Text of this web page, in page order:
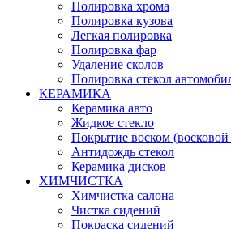
Полировка хрома
Полировка кузова
Легкая полировка
Полировка фар
Удаление сколов
Полировка стекол
КЕРАМИКА
Керамика авто
Жидкое стекло
Покрытие воском
Антидождь стекол
Керамика дисков
ХИМЧИСТКА
Химчистка салона
Чистка сидений
Покраска сидений